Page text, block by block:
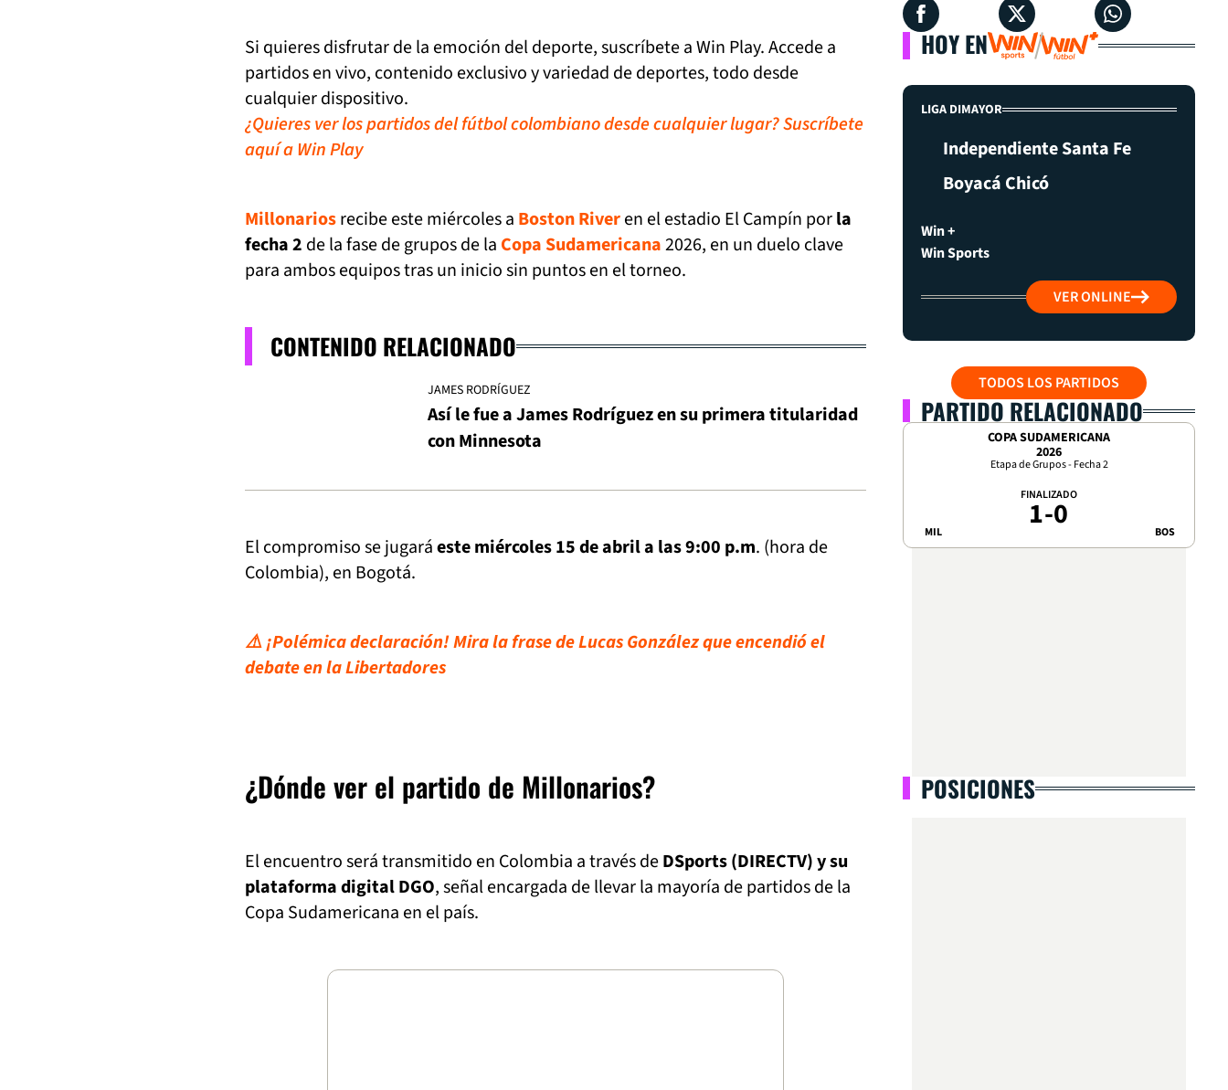
Si quieres disfrutar de la emoción del deporte, suscríbete a Win Play. Accede a
partidos en vivo, contenido exclusivo y variedad de deportes, todo desde
cualquier dispositivo.
¿Quieres ver los partidos del fútbol colombiano desde cualquier lugar? Suscríbete
aquí a Win Play
Millonariosrecibe este miércoles a Boston Riveren el estadio El Campín porla
fecha 2 de la fase de grupos de la Copa Sudamericana2026, en un duelo clave
para ambos equipos tras un inicio sin puntos en el torneo.
CONTENIDO RELACIONADO
JAMES RODRÍGUEZ
Así le fue a James Rodríguez en su primera titularidad
con Minnesota
El compromiso se jugaráeste miércoles 15 de abril a las 9:00 p.m. (hora de
Colombia), en Bogotá.
⚠️ ¡Polémica declaración! Mira la frase de Lucas González que encendió el
debate en la Libertadores
¿Dónde ver el partido de Millonarios?
El encuentro será transmitido en Colombia a través deDSports (DIRECTV) y su
plataforma digital DGO, señal encargada de llevar la mayoría de partidos de la
Copa Sudamericana en el país.
HOY EN
LIGA DIMAYOR
Independiente Santa Fe
Boyacá Chicó
Win +
Win Sports
VER ONLINE
TODOS LOS PARTIDOS
PARTIDO RELACIONADO
COPA SUDAMERICANA
2026
Etapa de Grupos - Fecha 2
MIL
FINALIZADO
1-0 BOS
POSICIONES